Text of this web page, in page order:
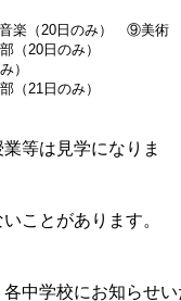
（20日のみ） ⑨美術
20日のみ）
み）
（21日のみ）
等は見学になりま
ことがあります。
中学校にお知らせい